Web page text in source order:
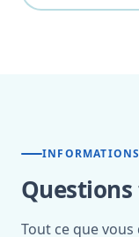
INFORMATIONS
Tout ce que